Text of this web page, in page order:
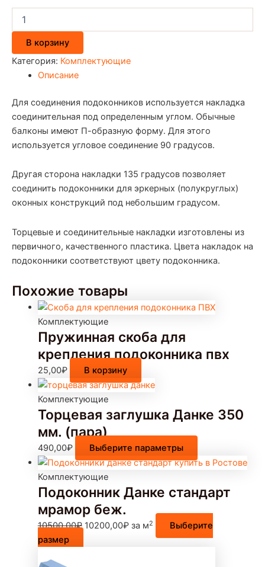
В корзину
Категория: Комплектующие
Описание
Для соединения подоконников используется накладка
соединительная под определенным углом. Обычные
балконы имеют П-образную форму. Для этого
используется угловое соединение 90 градусов.
Другая сторона накладки 135 градусов позволяет
соединить подоконники для эркерных (полукруглых)
оконных конструкций под небольшим градусом.
Торцевые и соединительные накладки изготовлены из
первичного, качественного пластика. Цвета накладок на
подоконники соответствуют цвету подоконника.
Похожие товары
Комплектующие
Пружинная скоба для
крепления подоконника пвх
25,00₽ В корзину
Комплектующие
Торцевая заглушка Данке 350
мм. (пара)
490,00₽ Выберите параметры
Комплектующие
Подоконник Данке стандарт
мрамор беж.
10500,00₽ 10200,00₽за м2
Выберите
размер